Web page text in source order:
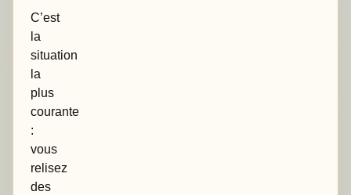
C’est
la
situation
la
plus
courante
:
vous
relisez
des